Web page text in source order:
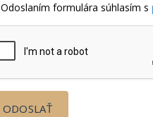
Odoslaním formulára súhlasím s
ODOSLAŤ